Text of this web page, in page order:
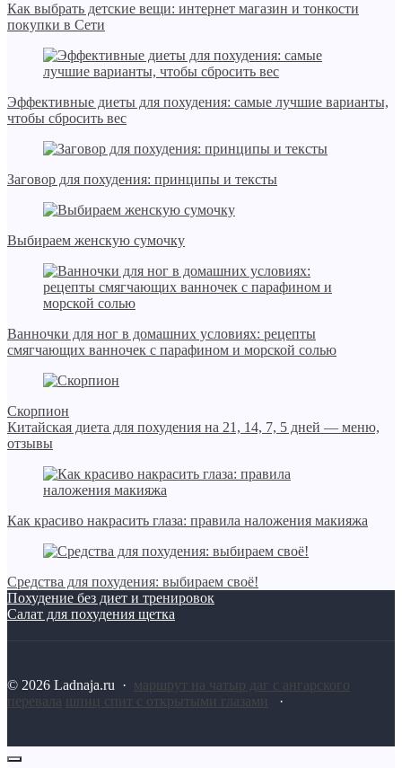
Как выбрать детские вещи: интернет магазин и тонкости
покупки в Сети
Эффективные диеты для похудения: самые лучшие варианты,
чтобы сбросить вес
Заговор для похудения: принципы и тексты
Выбираем женскую сумочку
Ванночки для ног в домашних условиях: рецепты
смягчающих ванночек с парафином и морской солью
Скорпион
Китайская диета для похудения на 21, 14, 7, 5 дней — меню,
отзывы
Как красиво накрасить глаза: правила наложения макияжа
Средства для похудения: выбираем своё!
Похудение без диет и тренировок
Салат для похудения щетка
© 2026 Ladnaja.ru · маршрут на чатыр даг с ангарского
перевала шпиц спит с открытыми глазами ·